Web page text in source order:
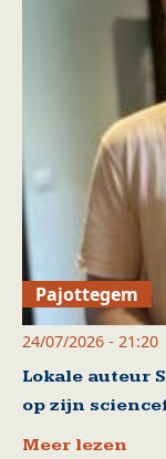
Pajottegem
24/07/2026 - 21:20
Lokale auteur
op zijn
Meer lezen